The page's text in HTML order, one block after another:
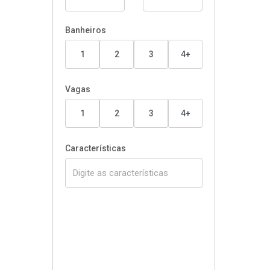
Banheiros
1 2 3 4+
Vagas
1 2 3 4+
Características